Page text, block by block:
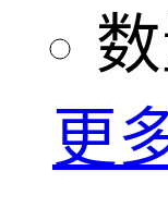
数
更